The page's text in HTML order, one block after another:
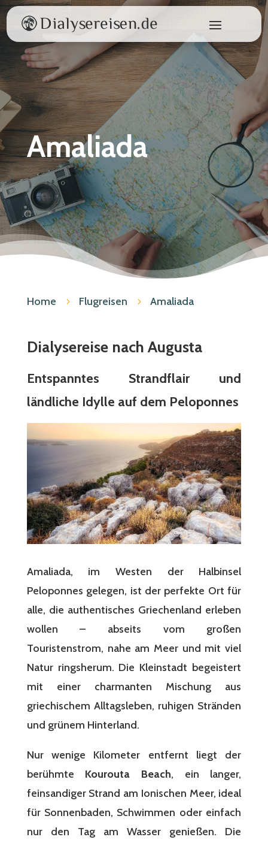
Amaliada
Home 5 Flugreisen 5 Amaliada
Dialysereise nach Augusta
Entspanntes Strandflair und
ländliche Idylle auf dem Peloponnes
Amaliada, im Westen der Halbinsel
Peloponnes gelegen, ist der perfekte Ort für
alle, die authentisches Griechenland erleben
wollen – abseits vom großen
Touristenstrom, nahe am Meer und mit viel
Natur ringsherum. Die Kleinstadt begeistert
mit einer charmanten Mischung aus
griechischem Alltagsleben, ruhigen Stränden
und grünem Hinterland.
Nur wenige Kilometer entfernt liegt der
berühmte Kourouta Beach, ein langer,
feinsandiger Strand am Ionischen Meer, ideal
für Sonnenbaden, Schwimmen oder einfach
nur den Tag am Wasser genießen. Die